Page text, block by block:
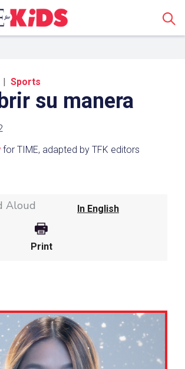
Sports
su manera
for TIME, adapted by TFK editors
Aloud In English
Print
above to copy the url link to your
into the location in which you
with students. Examples
but are not limited to Canvas,